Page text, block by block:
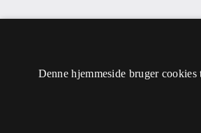
Denne hjemmeside bruger